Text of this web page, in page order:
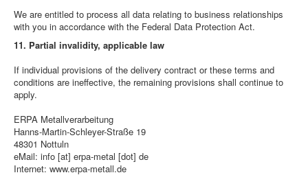
We are entitled to process all data relating to business relationships
with you in accordance with the Federal Data Protection Act.
11. Partial invalidity, applicable law
If individual provisions of the delivery contract or these terms and
conditions are ineffective, the remaining provisions shall continue to
apply.
ERPA Metallverarbeitung
Hanns-Martin-Schleyer-Straße 19
48301 Nottuln
eMail: info [at] erpa-metal [dot] de
Internet: www.erpa-metall.de